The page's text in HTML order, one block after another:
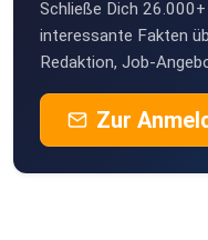
Schließe Dich
interessante Fakten
Redaktion, Job-
Zur